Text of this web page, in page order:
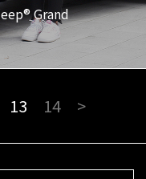
Grand
13 14 >